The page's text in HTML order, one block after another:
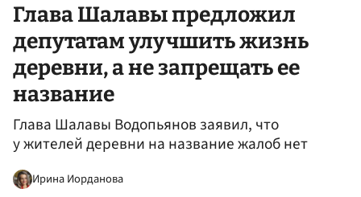
Глава Шалавы предложил
депутатам улучшить жизнь
деревни, а не запрещать ее
название
Глава Шалавы Водопьянов заявил, что
у жителей деревни на название жалоб нет
Ирина Иорданова